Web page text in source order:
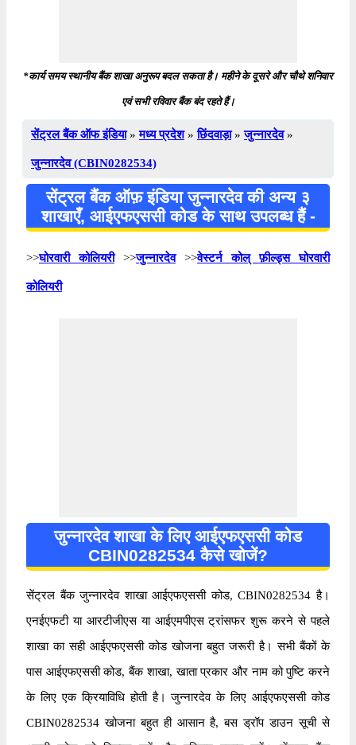
*कार्य समय स्थानीय बैंक शाखा अनुरूप बदल सकता है। महीने के दूसरे और चौथे शनिवार
एवं सभी रविवार बैंक बंद रहते हैं।
सेंट्रल बैंक ऑफ इंडिया » मध्य प्रदेश » छिंदवाड़ा » जुन्नारदेव »
जुन्नारदेव (CBIN0282534)
सेंट्रल बैंक ऑफ़ इंडिया जुन्नारदेव की अन्य ३
शाखाएँ, आईएफएससी कोड के साथ उपलब्ध हैं -
>>घोरवारी कोलियरी>>जुन्नारदेव>>वेस्टर्न कोल् फ़ील्ड्स घोरवारी
कोलियरी
जुन्नारदेव शाखा के लिए आईएफएससी कोड
CBIN0282534 कैसे खोजें?
सेंट्रल बैंक जुन्नारदेव शाखा आईएफएससी कोड, CBIN0282534 है।
एनईएफटी या आरटीजीएस या आईएमपीएस ट्रांसफर शुरू करने से पहले
शाखा का सही आईएफएससी कोड खोजना बहुत जरूरी है। सभी बैंकों के
पास आईएफएससी कोड, बैंक शाखा, खाता प्रकार और नाम को पुष्टि करने
के लिए एक क्रियाविधि होती है। जुन्नारदेव के लिए आईएफएससी कोड
CBIN0282534 खोजना बहुत ही आसान है, बस ड्रॉप डाउन सूची से